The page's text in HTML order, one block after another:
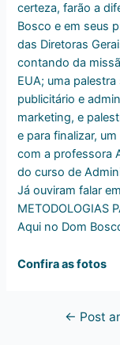
certeza, farão a
Bosco e em seus
das Diretoras
contando da
EUA; uma
publicitário e
marketing, e
e para finalizar,
com a professora
do curso de
Já ouviram falar
METODOLOGIAS
Aqui no Dom
Confira as fotos
← Post